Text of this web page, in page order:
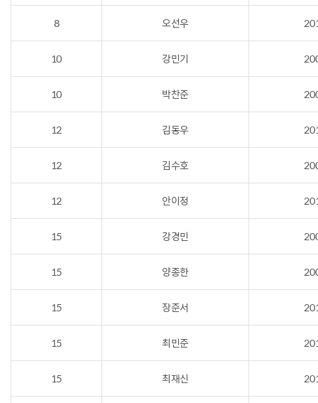
8 오선우
10 강민기
10 박찬준
12 김동우
12 김수호
12 안이정
15 강경민
15 양종한
15 장준서
15 최민준
15 최재신